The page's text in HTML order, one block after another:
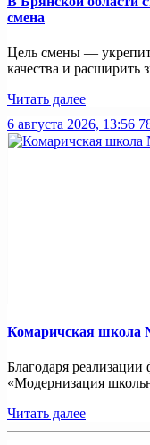
смена
Цель смены —
качества и расширить
Читать далее
6 августа 2026, 13:56
Комаричская школа
Благодаря
«Модернизация
Читать далее